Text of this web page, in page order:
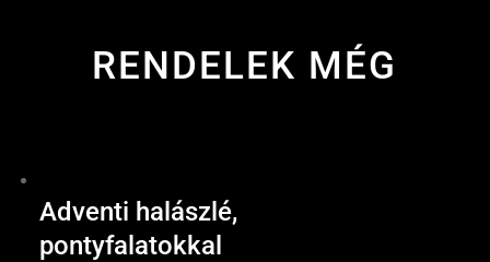
RENDELEK MÉG
Adventi halászlé,
pontyfalatokkal